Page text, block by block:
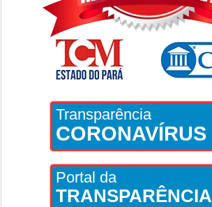
Transparência
CORONAVÍRUS
Portal da
TRANSPARÊNCIA